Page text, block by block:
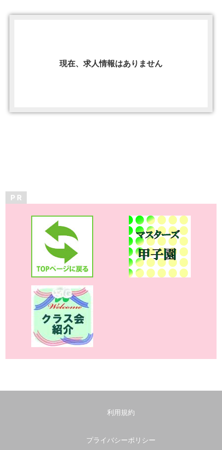
現在、求人情報はありません
P R
利用規約
プライバシーポリシー